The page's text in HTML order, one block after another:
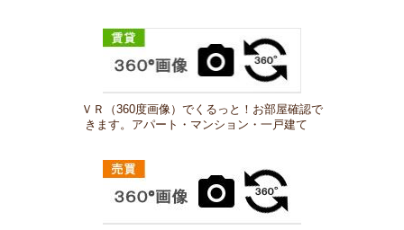
ＶＲ（360度画像）でくるっと！お部屋確認で
きます。アパート・マンション・一戸建て